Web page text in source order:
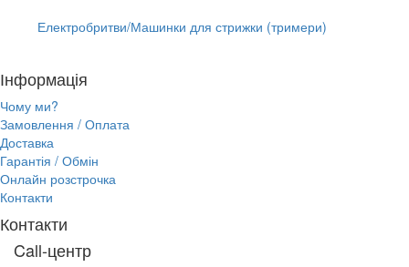
Електробритви/Машинки для стрижки (тримери)
Інформація
Чому ми?
Замовлення / Оплата
Доставка
Гарантія / Обмін
Онлайн розстрочка
Контакти
Контакти
Call-центр